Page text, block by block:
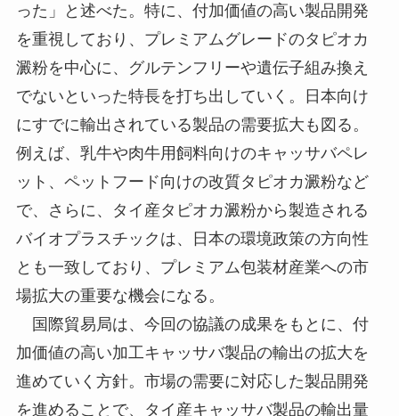
った」と述べた。特に、付加価値の高い製品開発
を重視しており、プレミアムグレードのタピオカ
澱粉を中心に、グルテンフリーや遺伝子組み換え
でないといった特長を打ち出していく。日本向け
にすでに輸出されている製品の需要拡大も図る。
例えば、乳牛や肉牛用飼料向けのキャッサバペレ
ット、ペットフード向けの改質タピオカ澱粉など
で、さらに、タイ産タピオカ澱粉から製造される
バイオプラスチックは、日本の環境政策の方向性
とも一致しており、プレミアム包装材産業への市
場拡大の重要な機会になる。
国際貿易局は、今回の協議の成果をもとに、付
加価値の高い加工キャッサバ製品の輸出の拡大を
進めていく方針。市場の需要に対応した製品開発
を進めることで、タイ産キャッサバ製品の輸出量